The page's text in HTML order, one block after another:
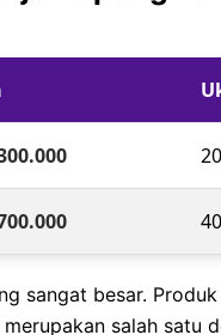
sangat besar.
salah satu